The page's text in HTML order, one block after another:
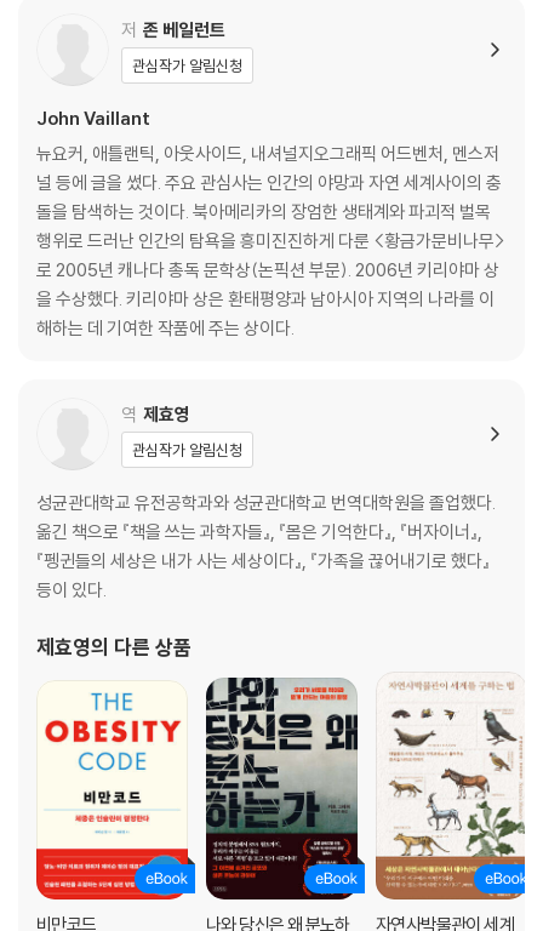
저 존 베일런트
관심작가 알림신청
John Vaillant
뉴요커, 애틀랜틱, 아웃사이드, 내셔널지오그래픽 어드벤처, 멘스저
널 등에 글을 썼다. 주요 관심사는 인간의 야망과 자연 세계사이의 충
돌을 탐색하는 것이다. 북아메리카의 장엄한 생태계와 파괴적 벌목
행위로 드러난 인간의 탐욕을 흥미진진하게 다룬 <황금가문비나무>
로 2005년 캐나다 총독 문학상(논픽션 부문). 2006년 키리야마 상
을 수상했다. 키리야마 상은 환태평양과 남아시아 지역의 나라를 이
해하는 데 기여한 작품에 주는 상이다.
역 제효영
관심작가 알림신청
성균관대학교 유전공학과와 성균관대학교 번역대학원을 졸업했다.
옮긴 책으로 『책을 쓰는 과학자들』, 『몸은 기억한다』, 『버자이너』,
『펭귄들의 세상은 내가 사는 세상이다』, 『가족을 끊어내기로 했다』
등이 있다.
제효영의 다른 상품
비만코드 나와 당신은 왜 분노하 자연사박물관이 세계